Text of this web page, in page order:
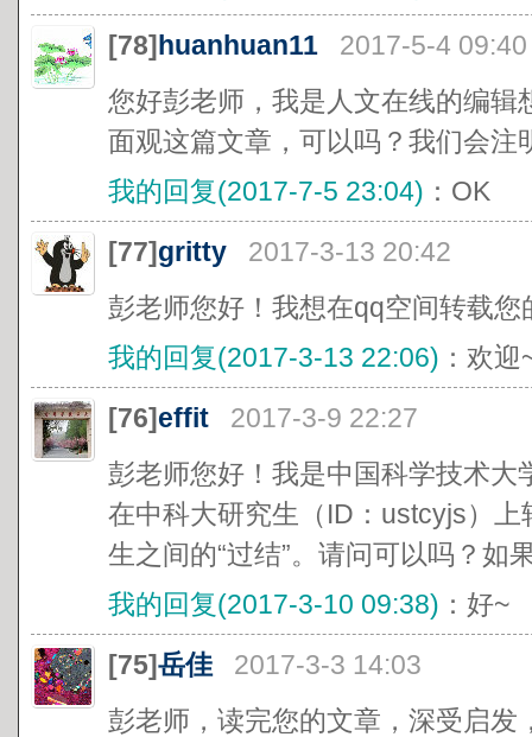
[78]huanhuan11
2017-5-4 09:40
您好彭老师，我是人文在线的编
面观这篇文章，可以吗？我们会注
我的回复(2017-7-5 23:04) ：OK
[77]gritty
2017-3-13 20:42
彭老师您好！我想在qq空间转载
我的回复(2017-3-13 22:06) ：欢迎
[76]effit
2017-3-9 22:27
彭老师您好！我是中国科学技术
在中科大研究生（ID：ustcyjs）
生之间的“过结”。请问可以吗？
我的回复(2017-3-10 09:38) ：好~
[75]岳佳
2017-3-3 14:03
彭老师，读完您的文章，深受启